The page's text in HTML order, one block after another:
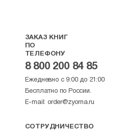
ЗАКАЗ КНИГ
ПО
ТЕЛЕФОНУ
8 800 200 84 85
Ежедневно с 9:00 до 21:00
Бесплатно по России.
E-mail: order@zyorna.ru
СОТРУДНИЧЕСТВО